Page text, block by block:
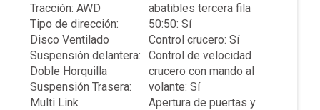
Tracción: AWD
Tipo de dirección:
Disco Ventilado
Suspensión delantera:
Doble Horquilla
Suspensión Trasera:
Multi Link
abatibles tercera fila
50:50: Sí
Control crucero: Sí
Control de velocidad
crucero con mando al
volante: Sí
Apertura de puertas y